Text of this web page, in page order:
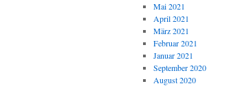
Mai 2021
April 2021
März 2021
Februar 2021
Januar 2021
September 2020
August 2020